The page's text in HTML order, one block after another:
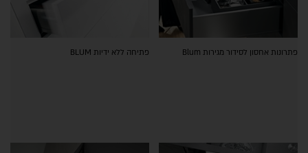
פתרונות אחסון לסידור מגירות Blum פתיחה ללא ידיות BLUM